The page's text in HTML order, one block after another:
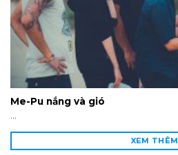
Me-Pu nắng và gió
...
XEM THÊM